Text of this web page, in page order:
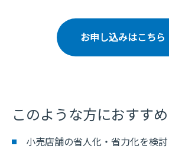
お申し込みはこちら
このような方におすすめ
小売店舗の省人化・省力化を検